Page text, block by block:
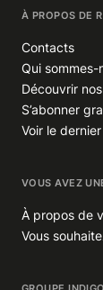
À PROPOS DE
Contacts
Qui sommes-
Découvrir
S’abonner
Voir le
VOUS AVEZ
À propos de
Vous